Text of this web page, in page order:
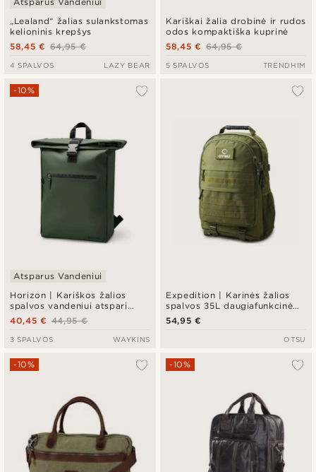
„Lealand“ žalias sulankstomas
kelioninis krepšys
64,95 €
58,45 €
4 SPALVOS LAZY BEAR
Kariškai žalia drobinė ir rudos
odos kompaktiška kuprinė
64,95 €
58,45 €
5 SPALVOS TRENDHIM
Horizon | Kariškos žalios
spalvos vandeniui atspari
kuprinė
-10%
Atsparus Vandeniui
44,95 €
40,45 €
3 SPALVOS WAYKINS
Expedition | Karinės žalios
spalvos 35L daugiafunkcinė
taktinė kuprinė su skydeliu
emblemoms
54,95 €
OTSU
-10% -10%